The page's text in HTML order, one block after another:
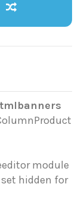
module
hidden for